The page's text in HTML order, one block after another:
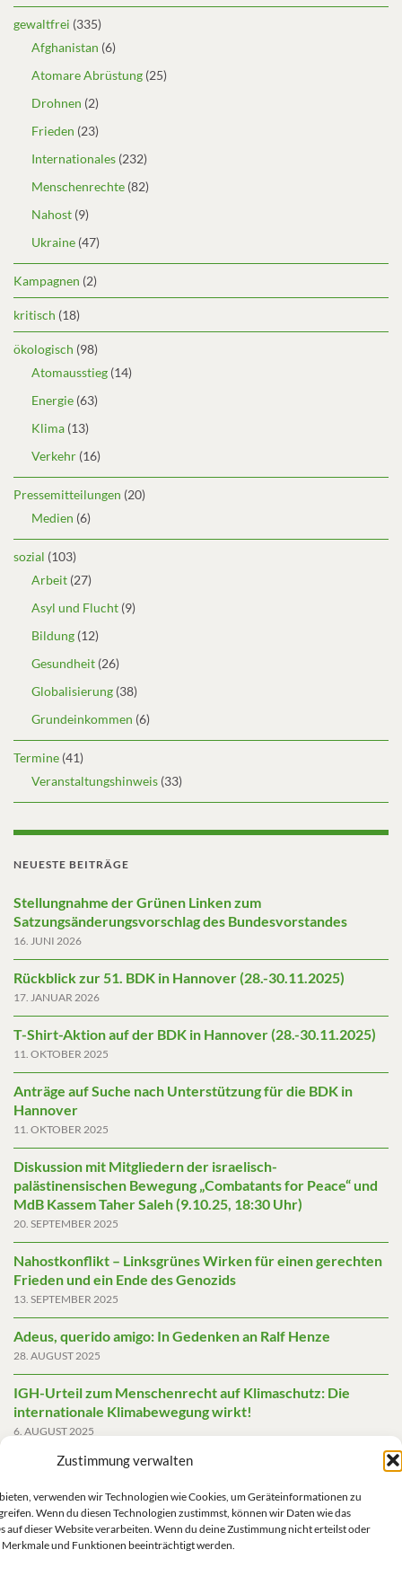
Zustimmung verwalten
verwenden wir Technologien wie Cookies, um Geräteinformationen zu
Wenn du diesen Technologien zustimmst, können wir Daten wie das
auf dieser Website verarbeiten. Wenn du deine Zustimmung nicht erteilst oder
und Funktionen beeinträchtigt werden.
gewaltfrei (335)
Afghanistan (6)
Atomare Abrüstung (25)
Drohnen (2)
Frieden (23)
Internationales (232)
Menschenrechte (82)
Nahost (9)
Ukraine (47)
Kampagnen (2)
kritisch (18)
ökologisch (98)
Atomausstieg (14)
Energie (63)
Klima (13)
Verkehr (16)
Pressemitteilungen (20)
Medien (6)
sozial (103)
Arbeit (27)
Asyl und Flucht (9)
Bildung (12)
Gesundheit (26)
Globalisierung (38)
Grundeinkommen (6)
Termine (41)
Veranstaltungshinweis (33)
NEUESTE BEITRÄGE
Stellungnahme der Grünen Linken zum
Satzungsänderungsvorschlag des Bundesvorstandes
16. JUNI 2026
Rückblick zur 51. BDK in Hannover (28.-30.11.2025)
17. JANUAR 2026
T-Shirt-Aktion auf der BDK in Hannover (28.-30.11.2025)
11. OKTOBER 2025
Anträge auf Suche nach Unterstützung für die BDK in
Hannover
11. OKTOBER 2025
Diskussion mit Mitgliedern der israelisch-
palästinensischen Bewegung „Combatants for Peace“ und
MdB Kassem Taher Saleh (9.10.25, 18:30 Uhr)
20. SEPTEMBER 2025
Nahostkonflikt – Linksgrünes Wirken für einen gerechten
Frieden und ein Ende des Genozids
13. SEPTEMBER 2025
Adeus, querido amigo: In Gedenken an Ralf Henze
28. AUGUST 2025
IGH-Urteil zum Menschenrecht auf Klimaschutz: Die
internationale Klimabewegung wirkt!
6. AUGUST 2025
Friedensgutachten 2025
Die AfD mit mehr Demokratie wegregieren
14. MAI 2025